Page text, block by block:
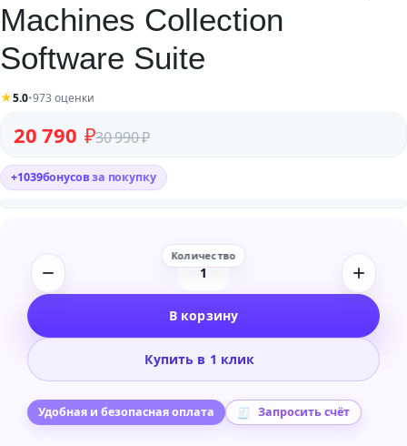
Machines Collection
Software Suite
★5.0•973 оценки
30 990₽
Первоначальная цена составляла 30 990 ₽.
20 790 ₽
Текущая цена: 20 790 ₽.
+1039бонусовза покупку
Количество
IK
T-
Tape
В корзину
Купить в 1 клик
Удобная и безопасная оплата Запросить счёт